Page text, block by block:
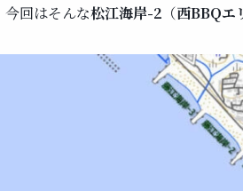
今回はそんな松江海岸-2 （西BBQエ